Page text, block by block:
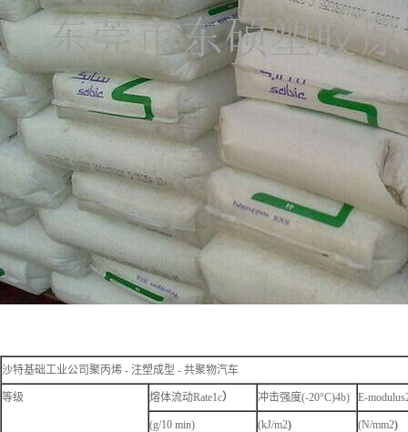
沙特基础工业公司聚丙烯 - 注塑成型 - 共聚物汽车
等级 熔体流动Rate1c） 冲击强度(-20°C)4b) E-
(g/10 min) (kJ/m2) (N/mm2)